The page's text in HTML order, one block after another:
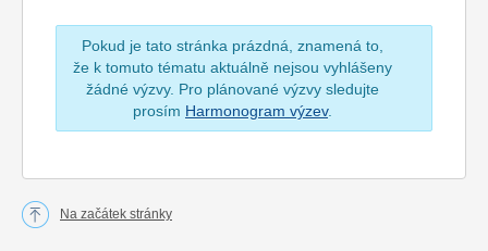
Pokud je tato stránka prázdná, znamená to,
že k tomuto tématu aktuálně nejsou vyhlášeny
žádné výzvy. Pro plánované výzvy sledujte
prosím Harmonogram výzev.
Na začátek stránky